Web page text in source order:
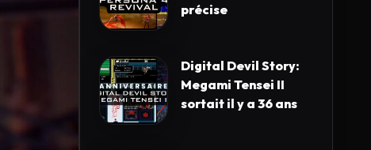
précise
Digital Devil Story:
Megami Tensei II
sortait il y a 36 ans